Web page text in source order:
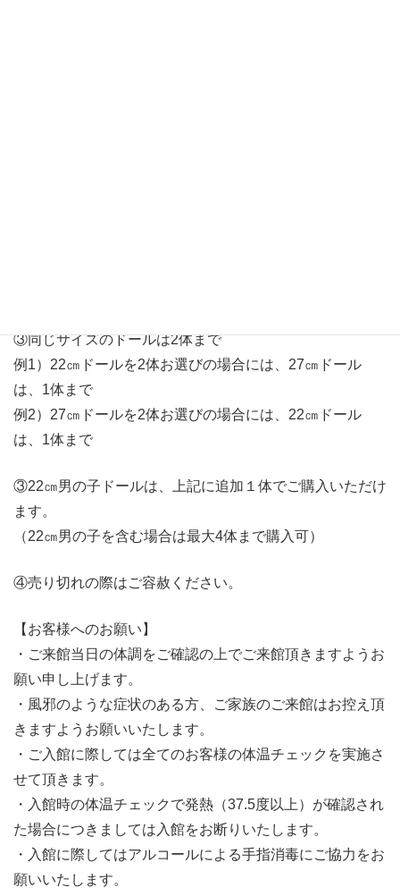
③同じサイズのドールは2体まで
例1）22㎝ドールを2体お選びの場合には、27㎝ドール
は、1体まで
例2）27㎝ドールを2体お選びの場合には、22㎝ドール
は、1体まで
③22㎝男の子ドールは、上記に追加１体でご購入いただけ
ます。
（22㎝男の子を含む場合は最大4体まで購入可）
④売り切れの際はご容赦ください。
【お客様へのお願い】
・ご来館当日の体調をご確認の上でご来館頂きますようお
願い申し上げます。
・風邪のような症状のある方、ご家族のご来館はお控え頂
きますようお願いいたします。
・ご入館に際しては全てのお客様の体温チェックを実施さ
せて頂きます。
・入館時の体温チェックで発熱（37.5度以上）が確認され
た場合につきましては入館をお断りいたします。
・入館に際してはアルコールによる手指消毒にご協力をお
願いいたします。